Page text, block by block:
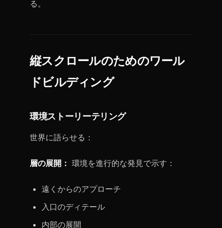
る。
縦スクロールのためのワール
ドビルディング
環境ストーリーテリング
世界に語らせる：
層の展開： 環境を進行的な発見で示す：
遠くからのアプローチ
入口のディテール
内部の展開